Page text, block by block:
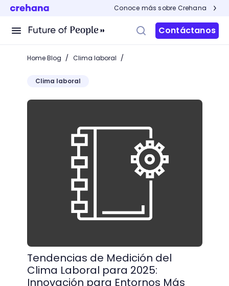
Conoce más sobre Crehana
Contáctanos
Home Blog / Clima laboral /
Clima laboral
Tendencias de Medición del Clima Laboral para
Tendencias de Medición del
Clima Laboral para 2025:
Innovación para Entornos Más